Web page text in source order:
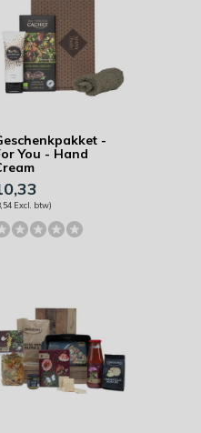
-
You - Hand
Excl. btw)